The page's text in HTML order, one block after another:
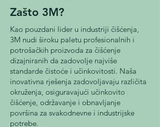
Zašto 3M?
Kao pouzdani lider u industriji čišćenja,
3M nudi široku paletu profesionalnih i
potrošačkih proizvoda za čišćenje
dizajniranih da zadovolje najviše
standarde čistoće i učinkovitosti. Naša
inovativna rješenja zadovoljavaju različita
okruženja, osiguravajući učinkovito
čišćenje, održavanje i obnavljanje
površina za svakodnevne i industrijske
potrebe.